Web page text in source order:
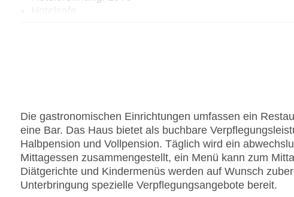
Hotelsafe
Zimmerservice
Sonnenterrasse
Gesamtanzahl der Stockwerke: 1
Gesamtanzahl der Zimmer: 118
Pools:Beheizter Außenpool, Indoor Pool, Outdoor
Zahlungsarten: American Express, Diners Club, EC
Die gastronomischen Einrichtungen umfassen ein
eine Bar. Das Haus bietet als buchbare
Halbpension und Vollpension. Täglich wird ein
Mittagessen zusammengestellt, ein Menü kann zum
Diätgerichte und Kindermenüs werden auf Wunsch
Unterbringung spezielle Verpflegungsangebote bereit.